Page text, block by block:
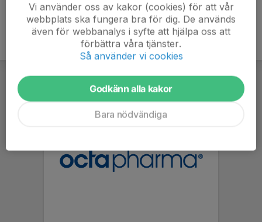
Vi använder oss av kakor (cookies) för att vår
webbplats ska fungera bra för dig. De används
även för webbanalys i syfte att hjälpa oss att
förbättra våra tjänster.
Så använder vi cookies
Godkänn alla kakor
Bara nödvändiga